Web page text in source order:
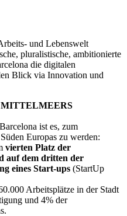
und Lebenswelt
pluralistische, ambitionierte
die digitalen
Blick via Innovation und
ist es, zum
Europas zu werden:
vierten Platz der
auf dem dritten der
eines Start-ups (StartUp
Arbeitsplätze in der Stadt
und 4% der